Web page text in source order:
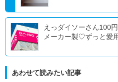
えっダイソーさん100
メーカー製♡ずっと愛用
あわせて読みたい記事